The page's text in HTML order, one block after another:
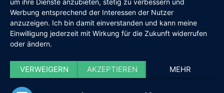
um ihre Dienste anzubieten, stetig zu verbessern und
Werbung entsprechend der Interessen der Nutzer
anzuzeigen. Ich bin damit einverstanden und kann meine
Einwilligung jederzeit mit Wirkung für die Zukunft widerrufen
oder ändern.
VERWEIGERN AKZEPTIEREN MEHR